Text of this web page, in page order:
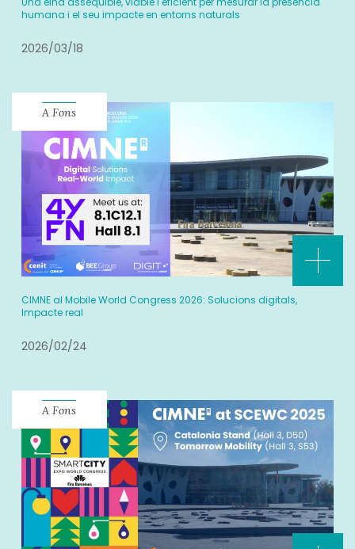
humana i el seu impacte en entorns naturals
2026/03/18
A Fons
CIMNE al Mobile World Congress 2026: Solucions digitals,
Impacte real
2026/02/24
A Fons